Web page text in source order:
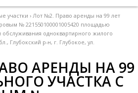
участки › Лот №2. Право аренды на 99 лет
№ 221550100001005420 площадью
обслуживания одноквартирного жилого
Глубокский р-н, г. Глубокое, ул.
АРЕНДЫ НА 99
УЧАСТКА С